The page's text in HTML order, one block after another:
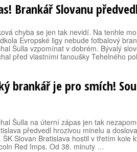
Brankář Slovanu
chyba se jen tak nevidí. Na tenhle
Evropské ligy nebude fotbalový
Šulla vzpomínat v dobrém. Bývalý
před vlastními fanoušky Tehelného
brankář je pro smích!
Šulla na úterní zápas jen tak
předvedl hrozivou minelu a
ŠK Slovan Bratislava hostil v třetím kole
Red Imps. Od 38. minuty …